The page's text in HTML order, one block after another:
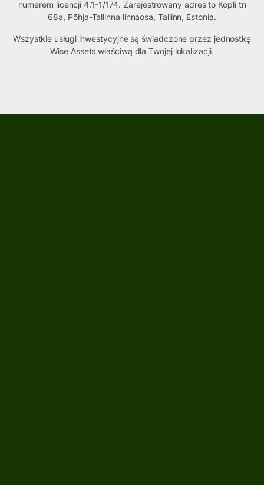
numerem licencji 4.1-1/174. Zarejestrowany adres to Kopli tn
68a, Põhja-Tallinna linnaosa, Tallinn, Estonia.
Wszystkie usługi inwestycyjne są świadczone przez jednostkę
Wise Assetswłaściwą dla Twojej lokalizacji.